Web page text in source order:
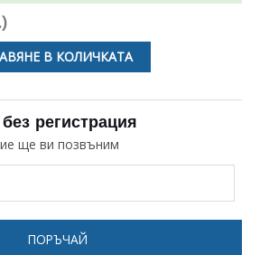
В КОЛИЧКАТА
регистрация
ще ви позвъним
ПОРЪЧАЙ